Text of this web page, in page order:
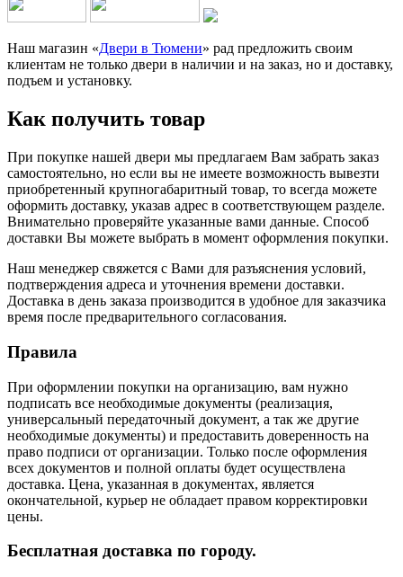
Наш магазин «Двери в Тюмени» рад предложить своим
клиентам не только двери в наличии и на заказ, но и доставку,
подъем и установку.
Как получить товар
При покупке нашей двери мы предлагаем Вам забрать заказ
самостоятельно, но если вы не имеете возможность вывезти
приобретенный крупногабаритный товар, то всегда можете
оформить доставку, указав адрес в соответствующем разделе.
Внимательно проверяйте указанные вами данные. Способ
доставки Вы можете выбрать в момент оформления покупки.
Наш менеджер свяжется с Вами для разъяснения условий,
подтверждения адреса и уточнения времени доставки.
Доставка в день заказа производится в удобное для заказчика
время после предварительного согласования.
Правила
При оформлении покупки на организацию, вам нужно
подписать все необходимые документы (реализация,
универсальный передаточный документ, а так же другие
необходимые документы) и предоставить доверенность на
право подписи от организации. Только после оформления
всех документов и полной оплаты будет осуществлена
доставка. Цена, указанная в документах, является
окончательной, курьер не обладает правом корректировки
цены.
Бесплатная доставка по городу.